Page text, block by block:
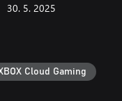
and authentic
30. 5. 2025
Cloud Gaming